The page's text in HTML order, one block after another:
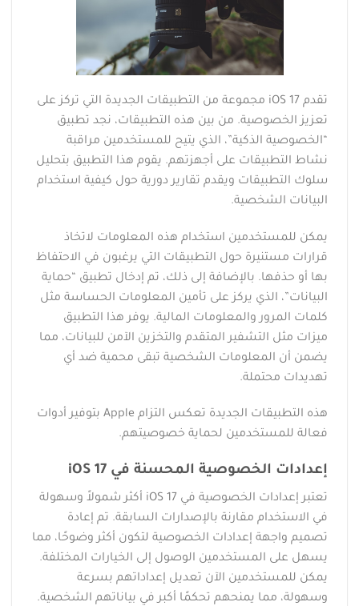
تقدم iOS 17 مجموعة من التطبيقات الجديدة التي تركز على
تعزيز الخصوصية. من بين هذه التطبيقات، نجد تطبيق
“الخصوصية الذكية”، الذي يتيح للمستخدمين مراقبة
نشاط التطبيقات على أجهزتهم. يقوم هذا التطبيق بتحليل
سلوك التطبيقات ويقدم تقارير دورية حول كيفية استخدام
البيانات الشخصية.
يمكن للمستخدمين استخدام هذه المعلومات لاتخاذ
قرارات مستنيرة حول التطبيقات التي يرغبون في الاحتفاظ
بها أو حذفها. بالإضافة إلى ذلك، تم إدخال تطبيق “حماية
البيانات”، الذي يركز على تأمين المعلومات الحساسة مثل
كلمات المرور والمعلومات المالية. يوفر هذا التطبيق
ميزات مثل التشفير المتقدم والتخزين الآمن للبيانات، مما
يضمن أن المعلومات الشخصية تبقى محمية ضد أي
تهديدات محتملة.
هذه التطبيقات الجديدة تعكس التزام Apple بتوفير أدوات
فعالة للمستخدمين لحماية خصوصيتهم.
إعدادات الخصوصية المحسنة في iOS 17
تعتبر إعدادات الخصوصية في iOS 17 أكثر شمولاً وسهولة
في الاستخدام مقارنة بالإصدارات السابقة. تم إعادة
تصميم واجهة إعدادات الخصوصية لتكون أكثر وضوحًا، مما
يسهل على المستخدمين الوصول إلى الخيارات المختلفة.
يمكن للمستخدمين الآن تعديل إعداداتهم بسرعة
وسهولة، مما يمنحهم تحكمًا أكبر في بياناتهم الشخصية.